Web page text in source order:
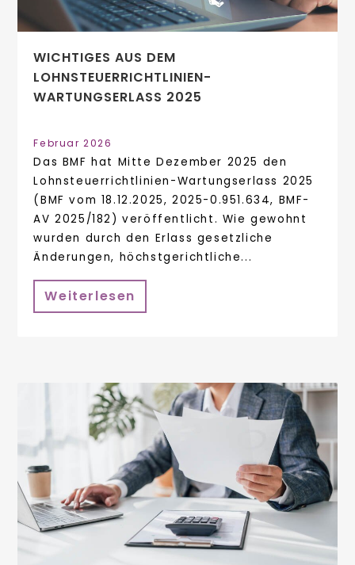
WICHTIGES AUS DEM
LOHNSTEUERRICHTLINIEN-
WARTUNGSERLASS 2025
Februar 2026
Das BMF hat Mitte Dezember 2025 den
Lohnsteuerrichtlinien-Wartungserlass 2025
(BMF vom 18.12.2025, 2025-0.951.634, BMF-
AV 2025/182) veröffentlicht. Wie gewohnt
wurden durch den Erlass gesetzliche
Änderungen, höchstgerichtliche...
Weiterlesen